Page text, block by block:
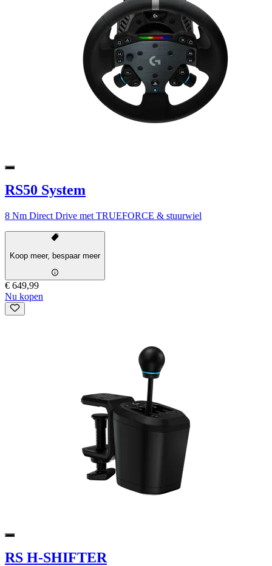
RS50 System
8 Nm Direct Drive met TRUEFORCE & stuurwiel
Koop meer, bespaar meer
€ 649,99
Nu kopen
RS H-SHIFTER